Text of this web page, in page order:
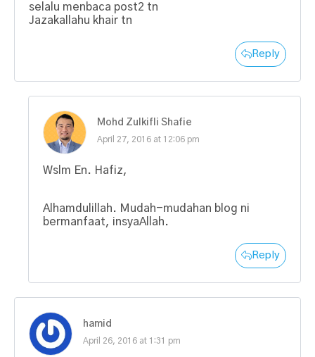
selalu menbaca post2 tn
Jazakallahu khair tn
Reply
Mohd Zulkifli Shafie
April 27, 2016 at 12:06 pm
Wslm En. Hafiz,
Alhamdulillah. Mudah-mudahan blog ni
bermanfaat, insyaAllah.
Reply
hamid
April 26, 2016 at 1:31 pm